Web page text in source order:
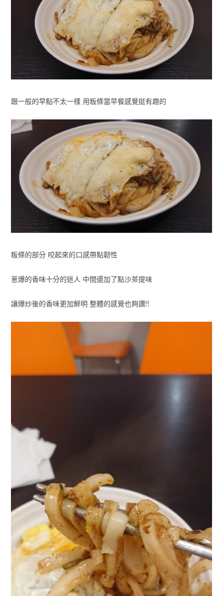
跟一般的早點不太一樣 用粄條當早餐感覺挺有趣的
粄條的部分 咬起來的口感帶點韌性
蔥爆的香味十分的迷人 中間還加了點沙茶提味
讓爆炒後的香味更加鮮明 整體的感覺也夠讚!!